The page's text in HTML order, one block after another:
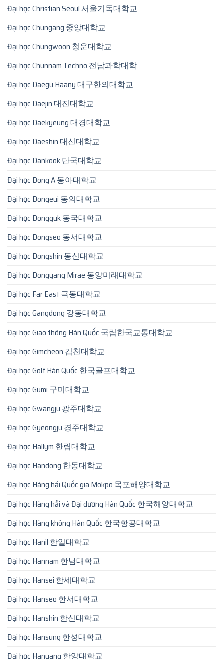
Đại học Christian Seoul 서울기독대학교
Đại học Chungang 중앙대학교
Đại học Chungwoon 청운대학교
Đại học Chunnam Techno 전남과학대학
Đại học Daegu Haany 대구한의대학교
Đại học Daejin 대진대학교
Đại học Daekyeung 대경대학교
Đại học Daeshin 대신대학교
Đại học Dankook 단국대학교
Đại học Dong A 동아대학교
Đại học Dongeui 동의대학교
Đại học Dongguk 동국대학교
Đại học Dongseo 동서대학교
Đại học Dongshin 동신대학교
Đại học Dongyang Mirae 동양미래대학교
Đại học Far East 극동대학교
Đại học Gangdong 강동대학교
Đại học Giao thông Hàn Quốc 국립한국교통대학교
Đại học Gimcheon 김천대학교
Đại học Golf Hàn Quốc 한국골프대학교
Đại học Gumi 구미대학교
Đại học Gwangju 광주대학교
Đại học Gyeongju 경주대학교
Đại học Hallym 한림대학교
Đại học Handong 한동대학교
Đại học Hàng hải Quốc gia Mokpo 목포해양대학교
Đại học Hàng hải và Đại dương Hàn Quốc 한국해양대학교
Đại học Hàng không Hàn Quốc 한국항공대학교
Đại học Hanil 한일대학교
Đại học Hannam 한남대학교
Đại học Hansei 한세대학교
Đại học Hanseo 한서대학교
Đại học Hanshin 한신대학교
Đại học Hansung 한성대학교
Đại học Hanyang 한양대학교